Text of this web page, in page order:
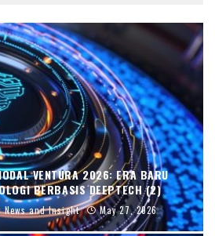
VENTURA 2026: ERA BARU
BERBASIS DEEPTECH (2)
News and Insight May 27, 2026